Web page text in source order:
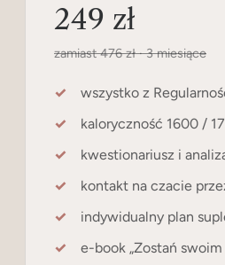
249 zł
zamiast 476 zł · 3 miesiące
wszystko z
kaloryczność 1600 /
kwestionariusz i
kontakt na czacie
indywidualny plan
e-book „Zostań